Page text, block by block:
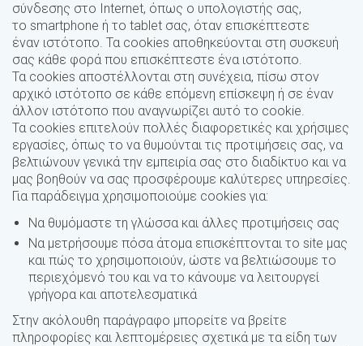
σύνδεσης στο Internet, όπως ο υπολογιστής σας,
το smartphone ή το tablet σας, όταν επισκέπτεστε
έναν ιστότοπο. Τα cookies αποθηκεύονται στη συσκευή
σας κάθε φορά που επισκέπτεστε ένα ιστότοπο.
Τα cookies αποστέλλονται στη συνέχεια, πίσω στον
αρχικό ιστότοπο σε κάθε επόμενη επίσκεψη ή σε έναν
άλλον ιστότοπο που αναγνωρίζει αυτό το cookie.
Τα cookies επιτελούν πολλές διαφορετικές και χρήσιμες
εργασίες, όπως το να θυμούνται τις προτιμήσεις σας, να
βελτιώνουν γενικά την εμπειρία σας στο διαδίκτυο και να
μας βοηθούν να σας προσφέρουμε καλύτερες υπηρεσίες.
Για παράδειγμα χρησιμοποιούμε cookies για:
Να θυμόμαστε τη γλώσσα και άλλες προτιμήσεις σας
Να μετρήσουμε πόσα άτομα επισκέπτονται το site μας
και πώς το χρησιμοποιούν, ώστε να βελτιώσουμε το
περιεχόμενό του και να το κάνουμε να λειτουργεί
γρήγορα και αποτελεσματικά
Στην ακόλουθη παράγραφο μπορείτε να βρείτε
πληροφορίες και λεπτομέρειες σχετικά με τα είδη των